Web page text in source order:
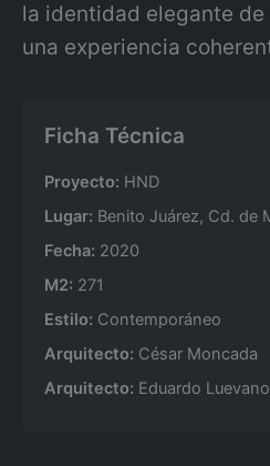
la identidad elegante
una experiencia
Ficha Técnica
Proyecto: HND
Lugar: Benito Juárez, Cd. de
Fecha: 2020
M2: 271
Estilo: Contemporáneo
Arquitecto: César Moncada
Arquitecto: Eduardo Luevano